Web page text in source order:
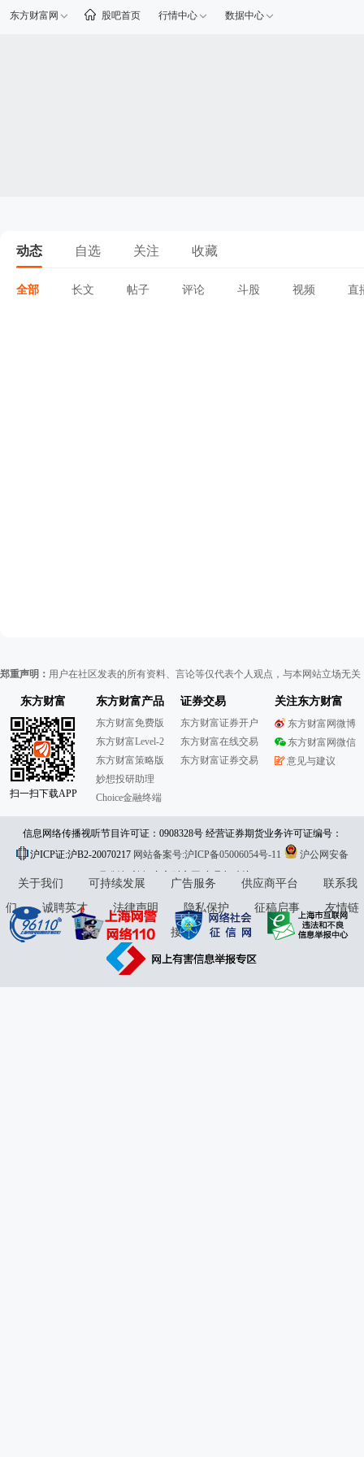
东方财富网 股吧首页 行情中心 数据中心
动态 自选 关注 收藏
全部 长文 帖子 评论 斗股 视频 直
郑重声明： 用户在社区发表的所有资料、言论等仅代表个人观点，与本网站立场无
东方财富
扫一扫下载APP
东方财富产品
东方财富免费版
东方财富Level-2
东方财富策略版
妙想投研助理
Choice金融终端
证券交易
东方财富证券开户
东方财富在线交易
东方财富证券交易
关注东方财富
东方财富网微博
东方财富网微信
意见与建议
信息网络传播视听节目许可证：0908328号 经营证券期货业务许可证编号：
913101046312860336 违法和不良信息举报:021-61278686 举报邮箱：
jubao@eastmoney.com
沪ICP证:沪B2-20070217 网站备案号:沪ICP备05006054号-11
沪公网安备
31010402000120号版权所有:东方财富网意见与建议:4000300059/952500
关于我们 可持续发展 广告服务 供应商平台
联系我
们
诚聘英才 法律声明 隐私保护 征稿启事
友情链
接